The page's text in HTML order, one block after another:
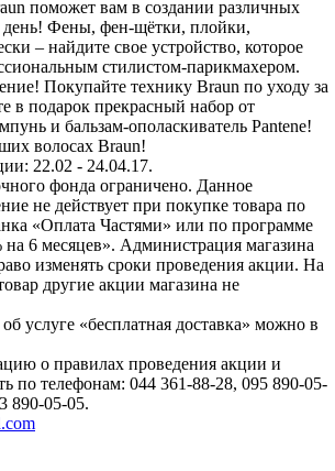
поможет вам в создании различных
Фены, фен-щётки, плойки,
– найдите свое устройство, которое
стилистом-парикмахером.
Покупайте технику Braun по уходу за
в подарок прекрасный набор от
и бальзам-ополаскиватель Pantene!
волосах Braun!
22.02 - 24.04.17.
фонда ограничено. Данное
не действует при покупке товара по
«Оплата Частями» или по программе
6 месяцев». Администрация магазина
изменять сроки проведения акции. На
другие акции магазина не
услуге «бесплатная доставка» можно в
о правилах проведения акции и
по телефонам: 044 361-88-28, 095 890-05-
890-05-05.